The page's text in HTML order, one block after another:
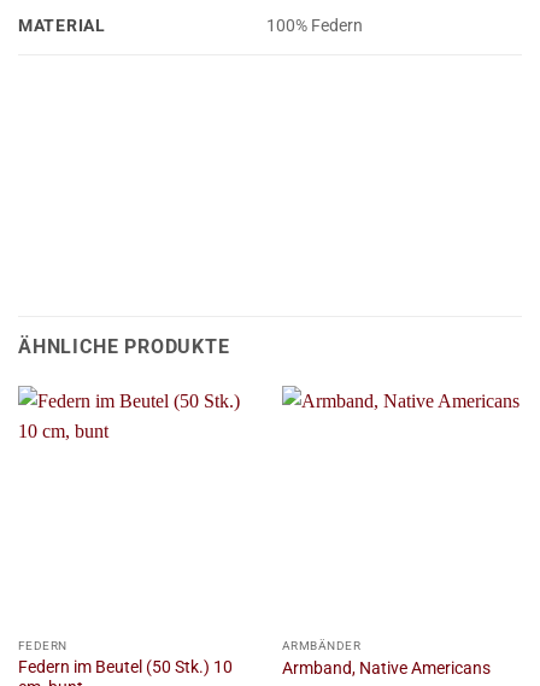
MATERIAL 100% Federn
ÄHNLICHE PRODUKTE
FEDERN
Federn im Beutel (50 Stk.) 10
ARMBÄNDER
Armband, Native Americans